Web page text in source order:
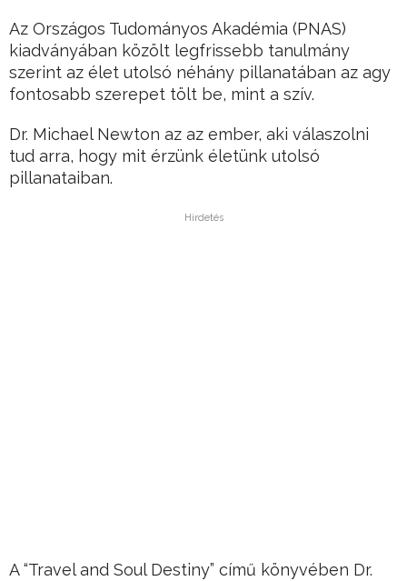
Az Országos Tudományos Akadémia (PNAS)
kiadványában közölt legfrissebb tanulmány
szerint az élet utolsó néhány pillanatában az agy
fontosabb szerepet tölt be, mint a szív.
Dr. Michael Newton az az ember, aki válaszolni
tud arra, hogy mit érzünk életünk utolsó
pillanataiban.
Hirdetés
A “Travel and Soul Destiny” című könyvében Dr.